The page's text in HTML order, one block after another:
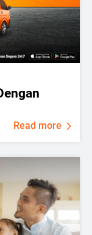
Read more